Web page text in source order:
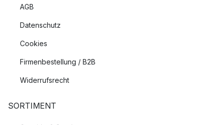
AGB
Datenschutz
Cookies
Firmenbestellung / B2B
Widerrufsrecht
SORTIMENT